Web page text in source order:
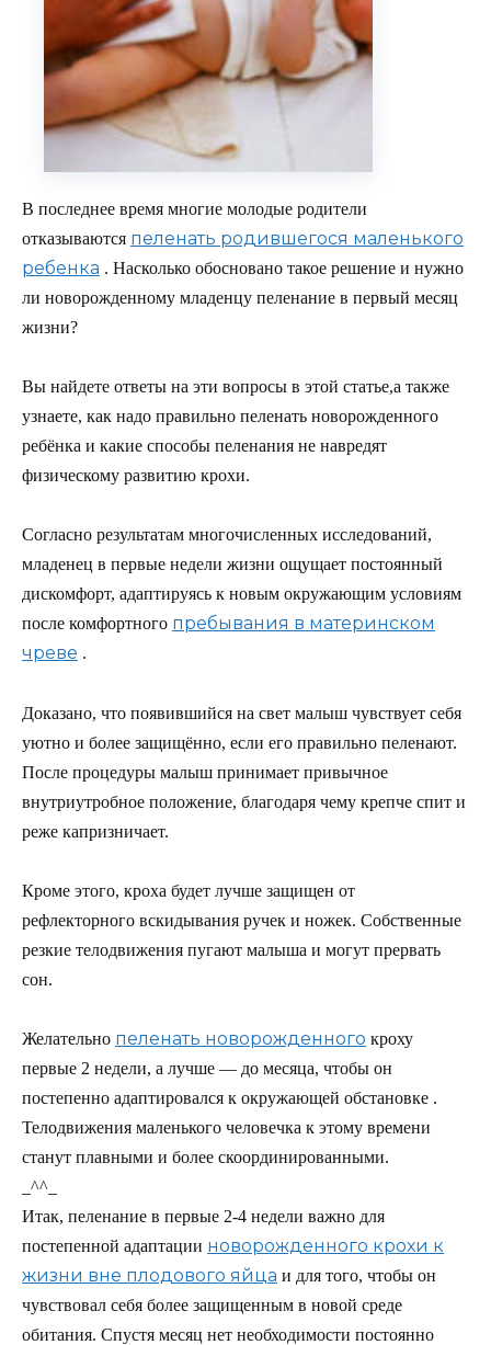
В последнее время многие молодые родители
отказываются пеленать родившегося маленького
ребенка . Насколько обосновано такое решение и нужно
ли новорожденному младенцу пеленание в первый месяц
жизни?
Вы найдете ответы на эти вопросы в этой статье,а также
узнаете, как надо правильно пеленать новорожденного
ребёнка и какие способы пеленания не навредят
физическому развитию крохи.
Согласно результатам многочисленных исследований,
младенец в первые недели жизни ощущает постоянный
дискомфорт, адаптируясь к новым окружающим условиям
после комфортного пребывания в материнском
чреве .
Доказано, что появившийся на свет малыш чувствует себя
уютно и более защищённо, если его правильно пеленают.
После процедуры малыш принимает привычное
внутриутробное положение, благодаря чему крепче спит и
реже капризничает.
Кроме этого, кроха будет лучше защищен от
рефлекторного вскидывания ручек и ножек. Собственные
резкие телодвижения пугают малыша и могут прервать
сон.
Желательно пеленать новорожденного кроху
первые 2 недели, а лучше — до месяца, чтобы он
постепенно адаптировался к окружающей обстановке .
Телодвижения маленького человечка к этому времени
станут плавными и более скоординированными.
_^^_
Итак, пеленание в первые 2-4 недели важно для
постепенной адаптации новорожденного крохи к
жизни вне плодового яйца и для того, чтобы он
чувствовал себя более защищенным в новой среде
обитания. Спустя месяц нет необходимости постоянно